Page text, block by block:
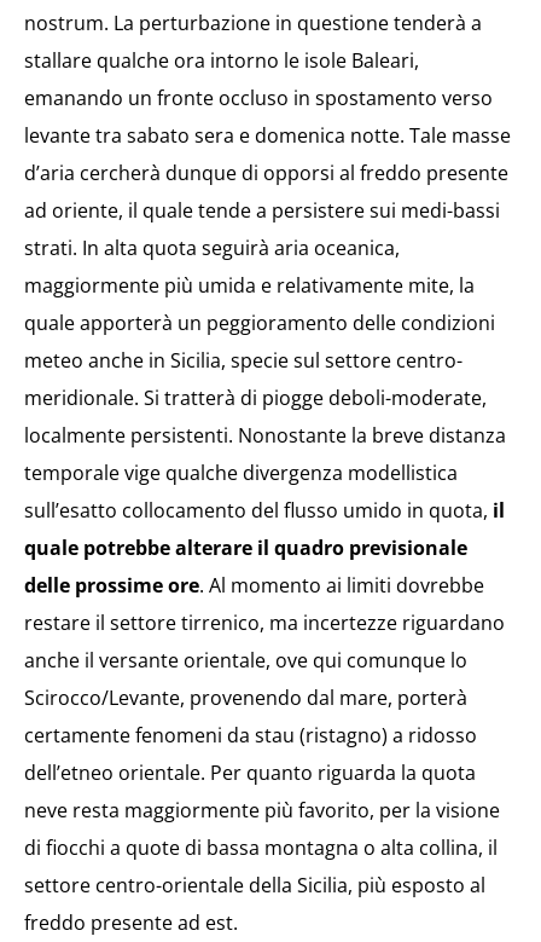
nostrum. La perturbazione in questione tenderà a
stallare qualche ora intorno le isole Baleari,
emanando un fronte occluso in spostamento verso
levante tra sabato sera e domenica notte. Tale masse
d’aria cercherà dunque di opporsi al freddo presente
ad oriente, il quale tende a persistere sui medi-bassi
strati. In alta quota seguirà aria oceanica,
maggiormente più umida e relativamente mite, la
quale apporterà un peggioramento delle condizioni
meteo anche in Sicilia, specie sul settore centro-
meridionale. Si tratterà di piogge deboli-moderate,
localmente persistenti. Nonostante la breve distanza
temporale vige qualche divergenza modellistica
sull’esatto collocamento del flusso umido in quota, il
quale potrebbe alterare il quadro previsionale
delle prossime ore. Al momento ai limiti dovrebbe
restare il settore tirrenico, ma incertezze riguardano
anche il versante orientale, ove qui comunque lo
Scirocco/Levante, provenendo dal mare, porterà
certamente fenomeni da stau (ristagno) a ridosso
dell’etneo orientale. Per quanto riguarda la quota
neve resta maggiormente più favorito, per la visione
di fiocchi a quote di bassa montagna o alta collina, il
settore centro-orientale della Sicilia, più esposto al
freddo presente ad est.